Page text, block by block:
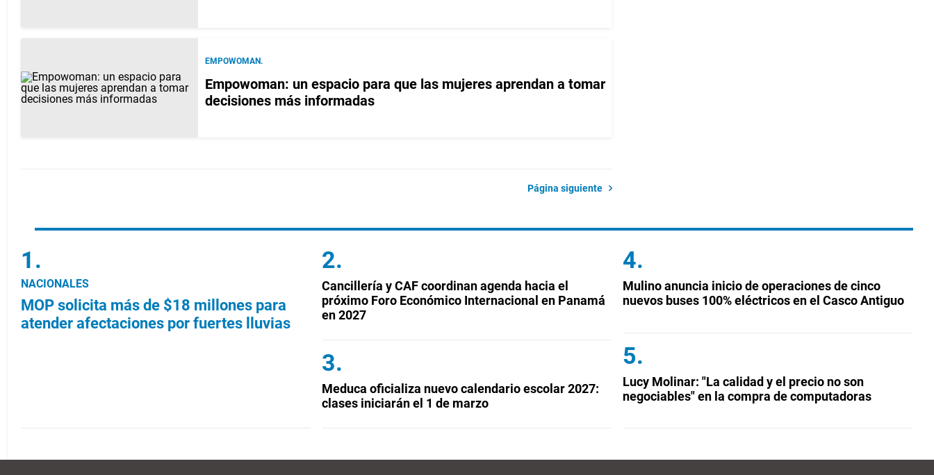
EMPOWOMAN.
Empowoman: un espacio para que las mujeres aprendan a tomar
decisiones más informadas
Página siguiente
NACIONALES
MOP solicita más de $18 millones para
atender afectaciones por fuertes lluvias
Cancillería y CAF coordinan agenda hacia el
próximo Foro Económico Internacional en Panamá
en 2027
Meduca oficializa nuevo calendario escolar 2027:
clases iniciarán el 1 de marzo
Mulino anuncia inicio de operaciones de cinco
nuevos buses 100% eléctricos en el Casco Antiguo
Lucy Molinar: "La calidad y el precio no son
negociables" en la compra de computadoras